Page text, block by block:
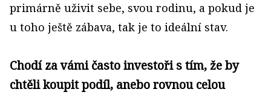
primárně uživit sebe, svou rodinu, a pokud je
u toho ještě zábava, tak je to ideální stav.
Chodí za vámi často investoři s tím, že by
chtěli koupit podíl, anebo rovnou celou